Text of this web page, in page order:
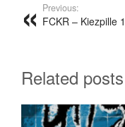
Previous:
FCKR – Kiezpille
Related posts